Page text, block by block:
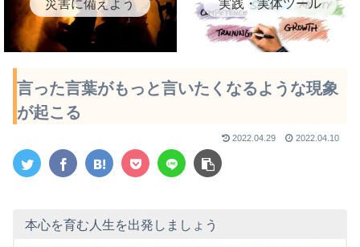
災害に備えよう 実践・実体ツール
言った言葉がもっと言いたくなるような現象
が起こる
2022.04.29 2022.04.10
本心を育む人生を出発しましょう